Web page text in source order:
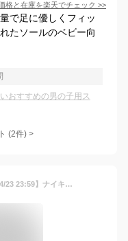
格と在庫を楽天でチェック >>
で足に優しくフィッ
たソールのベビー向
おすすめの男の子用ス
(2件) >
【30%OFFクーポン対象 4/18 0:00〜4/23 23:59】ナイキ フレックス ランナー 2 ベビーシューズ NIKE シューズ キッズ Kids 白 ブーツ 靴 ストラップ 快適 軽量 通気 伸縮 フィット おでかけ 散歩 遊び 公園 かわいい 公式 ギフト HO24